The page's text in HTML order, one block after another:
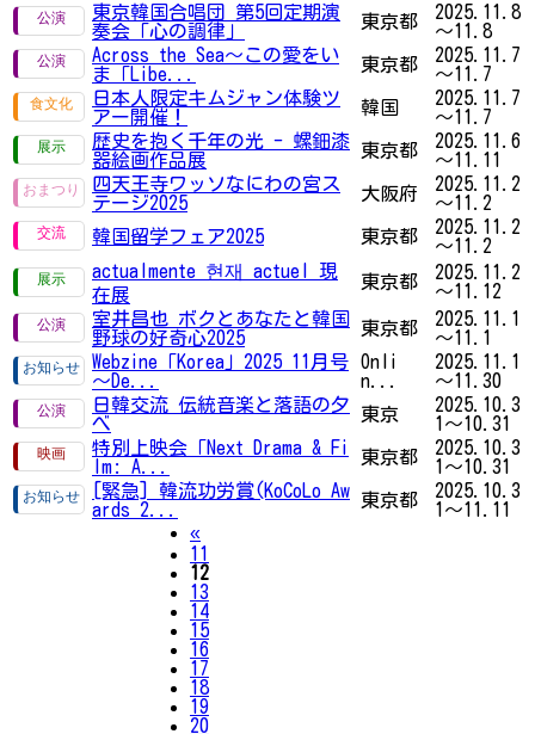
東京韓国合唱団 第5回定期演
奏会「心の調律」
東京都
2025.11.8
～11.8
Across the Sea～この愛をい
ま「Libe...
東京都
2025.11.7
～11.7
日本人限定キムジャン体験ツ
アー開催！
韓国
2025.11.7
～11.7
歴史を抱く千年の光 - 螺鈿漆
器絵画作品展
東京都
2025.11.6
～11.11
四天王寺ワッソなにわの宮ス
テージ2025
大阪府
2025.11.2
～11.2
韓国留学フェア2025
東京都
2025.11.2
～11.2
actualmente 현재 actuel 現
在展
東京都
2025.11.2
～11.12
室井昌也 ボクとあなたと韓国
野球の好奇心2025
東京都
2025.11.1
～11.1
Webzine「Korea」2025 11月号
～De...
Onli
n...
2025.11.1
～11.30
日韓交流 伝統音楽と落語の夕
べ
東京
2025.10.3
1～10.31
特別上映会「Next Drama & Fi
lm: A...
東京都
2025.10.3
1～10.31
[緊急] 韓流功労賞(KoCoLo Aw
ards 2...
東京都
2025.10.3
1～11.11
«Previous
11
12
13
14
15
16
17
18
19
20